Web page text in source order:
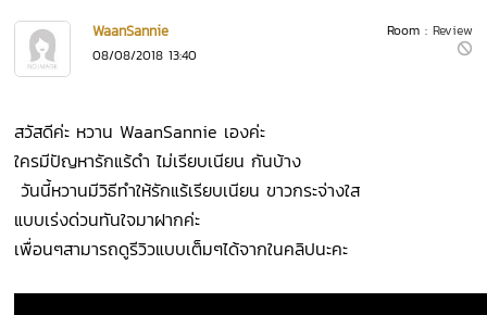
Room : Review
WaanSannie
08/08/2018 13:40
สวัสดีค่ะ หวาน WaanSannie เองค่ะ
ใครมีปัญหารักแร้ดำ ไม่เรียบเนียน กันบ้าง
วันนี้หวานมีวิธีทำให้รักแร้เรียบเนียน ขาวกระจ่างใส
แบบเร่งด่วนทันใจมาฝากค่ะ
เพื่อนๆสามารถดูรีวิวแบบเต็มๆได้จากในคลิปนะคะ